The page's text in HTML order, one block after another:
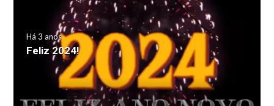
Há 3 anos
Feliz 2024!